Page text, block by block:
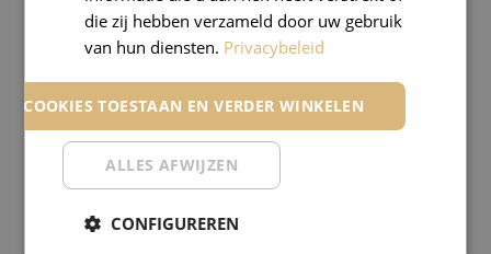
Polymeer / lijm
Diverse
Plamuur
Verfreiniger
Ontvetter
Vliesbehang
Renovatievlies
Overige vlies
Behanglijm
die zij hebben verzameld door uw gebruik
van hun diensten. Privacybeleid
COOKIES TOESTAAN EN VERDER WINKELEN
ALLES AFWIJZEN
CONFIGUREREN